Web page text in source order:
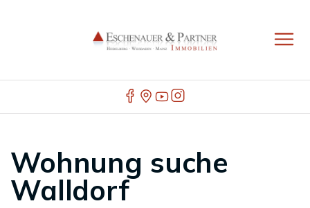
Wohnung suche
Walldorf